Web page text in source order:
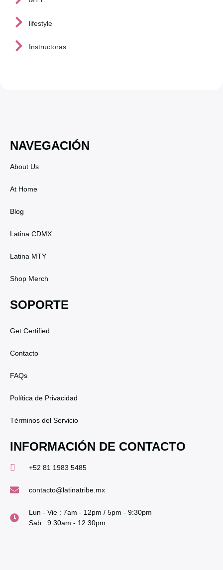
lifestyle
Instructoras
NAVEGACIÓN
About Us
At Home
Blog
Latina CDMX
Latina MTY
Shop Merch
SOPORTE
Get Certified
Contacto
FAQs
Política de Privacidad
Términos del Servicio
INFORMACIÓN DE CONTACTO
+52 81 1983 5485
contacto@latinatribe.mx
Lun - Vie : 7am - 12pm / 5pm - 9:30pm
Sab : 9:30am - 12:30pm